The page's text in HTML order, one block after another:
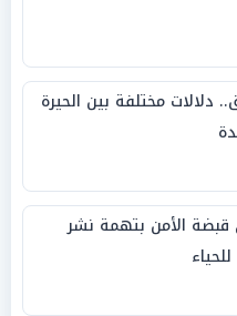
دلالات مختلفة بين الحيرة
الأمن بتهمة نشر